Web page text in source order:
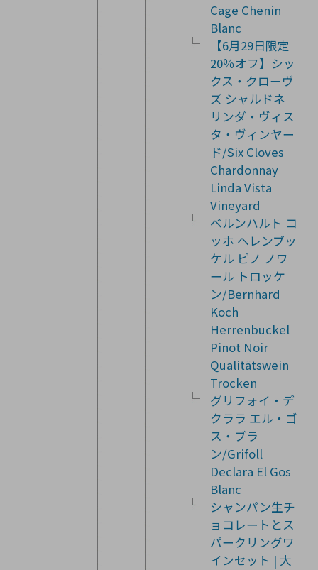
Cage Chenin
Blanc
【6月29日限定
20％オフ】シッ
クス・クローヴ
ズ シャルドネ
リンダ・ヴィス
タ・ヴィンヤー
ド/Six Cloves
Chardonnay
Linda Vista
Vineyard
ベルンハルト コ
ッホ ヘレンブッ
ケル ピノ ノワ
ール トロッケ
ン/Bernhard
Koch
Herrenbuckel
Pinot Noir
Qualitätswein
Trocken
グリフォイ・デ
クララ エル・ゴ
ス・ブラ
ン/Grifoll
Declara El Gos
Blanc
シャンパン生チ
ョコレートとス
パークリングワ
インセット | 大